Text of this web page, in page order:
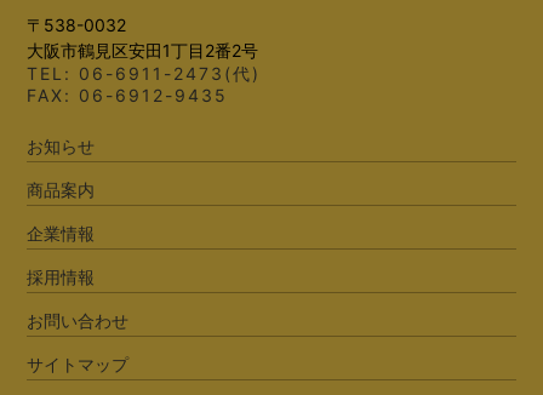
〒538-0032
大阪市鶴見区安田1丁目2番2号
TEL: 06-6911-2473(代)
FAX: 06-6912-9435
お知らせ
商品案内
企業情報
採用情報
お問い合わせ
サイトマップ